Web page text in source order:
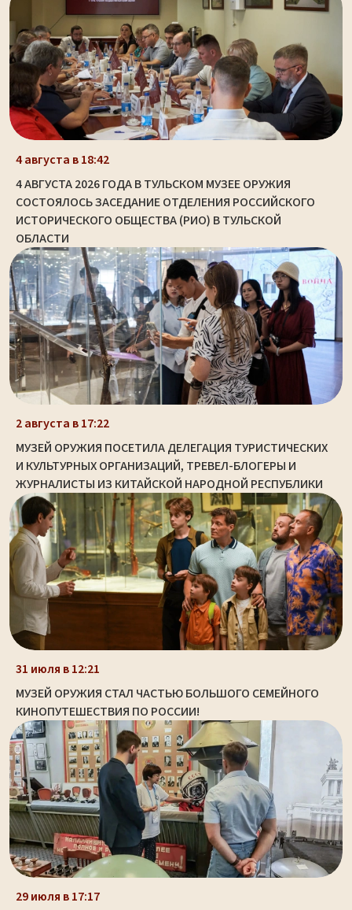
4 августа в 18:42
4 АВГУСТА 2026 ГОДА В ТУЛЬСКОМ МУЗЕЕ ОРУЖИЯ
СОСТОЯЛОСЬ ЗАСЕДАНИЕ ОТДЕЛЕНИЯ РОССИЙСКОГО
ИСТОРИЧЕСКОГО ОБЩЕСТВА (РИО) В ТУЛЬСКОЙ
ОБЛАСТИ
2 августа в 17:22
МУЗЕЙ ОРУЖИЯ ПОСЕТИЛА ДЕЛЕГАЦИЯ ТУРИСТИЧЕСКИХ
И КУЛЬТУРНЫХ ОРГАНИЗАЦИЙ, ТРЕВЕЛ-БЛОГЕРЫ И
ЖУРНАЛИСТЫ ИЗ КИТАЙСКОЙ НАРОДНОЙ РЕСПУБЛИКИ
31 июля в 12:21
МУЗЕЙ ОРУЖИЯ СТАЛ ЧАСТЬЮ БОЛЬШОГО СЕМЕЙНОГО
КИНОПУТЕШЕСТВИЯ ПО РОССИИ!
29 июля в 17:17